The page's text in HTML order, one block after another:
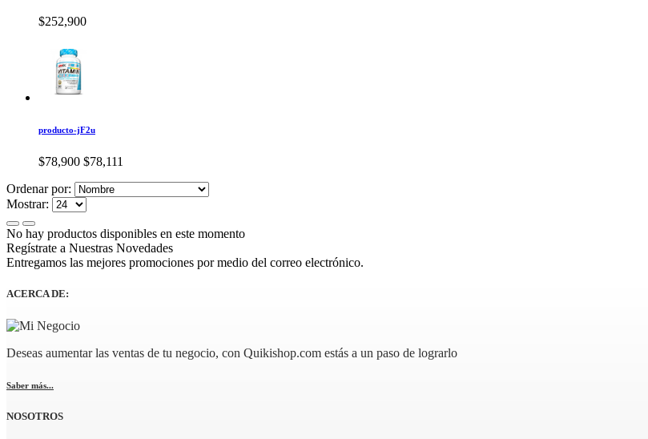
$252,900
producto-jF2u
$78,900 $78,111
Ordenar por:
Mostrar:
No hay productos disponibles en este momento
Regístrate a Nuestras Novedades
Entregamos las mejores promociones por medio del correo electrónico.
ACERCA DE:
Deseas aumentar las ventas de tu negocio, con Quikishop.com estás a un paso de lograrlo
Saber más...
NOSOTROS